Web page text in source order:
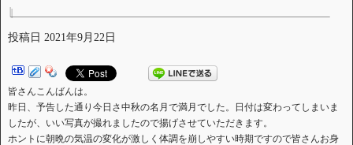
投稿日 2021年9月22日
皆さんこんばんは。
昨日、予告した通り今日さ中秋の名月で満月でした。日付は変わってしまいま
したが、いい写真が撮れましたので揚げさせていただきます。
ホントに朝晩の気温の変化が激しく体調を崩しやすい時期ですので皆さんお身